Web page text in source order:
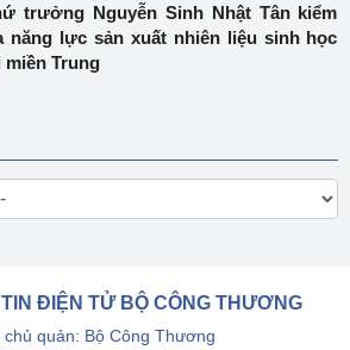
trưởng Nguyễn Sinh Nhật Tân kiểm
năng lực sản xuất nhiên liệu sinh học
miền Trung
ĐIỆN TỬ BỘ CÔNG THƯƠNG
quản: Bộ Công Thương